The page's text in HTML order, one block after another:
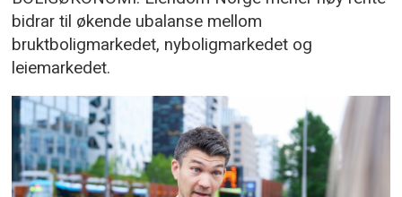
bidrar til økende ubalanse mellom
bruktboligmarkedet, nyboligmarkedet og
leiemarkedet.